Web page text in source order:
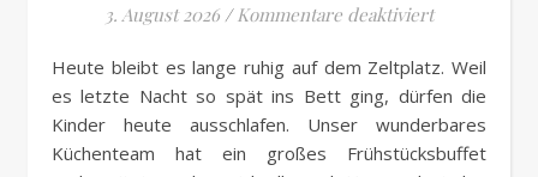
3. August 2026 / Kommentare deaktiviertfür 2026
Heute bleibt es lange ruhig auf dem Zeltplatz. Weil
es letzte Nacht so spät ins Bett ging, dürfen die
Kinder heute ausschlafen. Unser wunderbares
Küchenteam hat ein großes Frühstücksbuffet